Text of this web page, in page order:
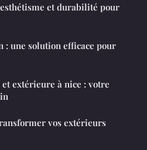
et durabilité pour
: une solution efficace pour
extérieure à nice : votre
vos extérieurs